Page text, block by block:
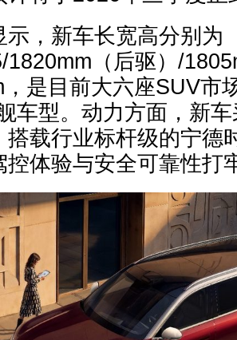
示，新车长宽高分别为
1820mm（后驱）/
，是目前大六座SUV市
车型。动力方面，新
搭载行业标杆级的宁德
控体验与安全可靠性打